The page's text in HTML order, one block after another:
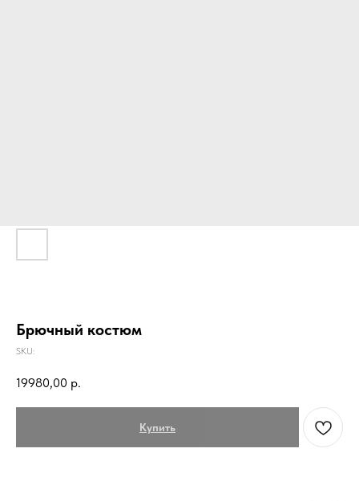
Брючный костюм
SKU:
19980,00 р.
Купить